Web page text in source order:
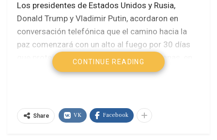
Los presidentes de Estados Unidos y Rusia,
Donald Trump y Vladimir Putin, acordaron en
conversación telefónica que el camino hacia la
paz comenzará con un alto al fuego por 30 días
que proteja a las infraestructuras ucranianas, en
especial la energética, a cambio del cese de la
“significativas” relativas a la cerificación del alto al
CONTINUE READING
Share VK Facebook